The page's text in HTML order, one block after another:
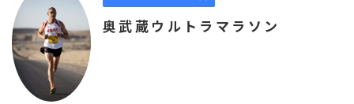
奥武蔵ウルトラマラソン